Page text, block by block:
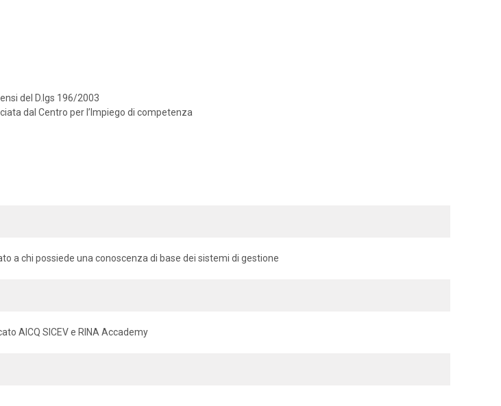
del D.lgs 196/2003
dal Centro per l’Impiego di competenza
a chi possiede una conoscenza di base dei sistemi di gestione
AICQ SICEV e RINA Accademy